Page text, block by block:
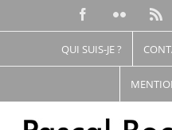
FacebookFlickr
QUI SUIS-JE ?